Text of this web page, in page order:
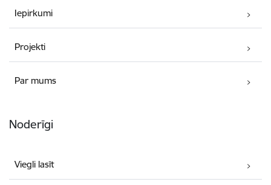
Iepirkumi
Projekti
Par mums
Noderīgi
Viegli lasīt